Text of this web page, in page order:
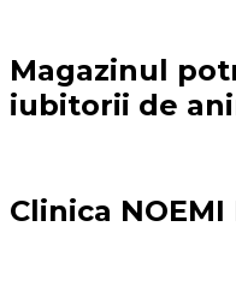
Magazinul
iubitorii de
Clinica